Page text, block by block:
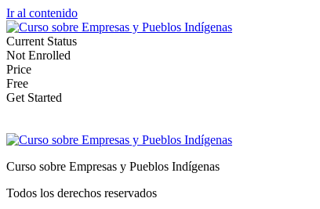
Ir al contenido
Current Status
Not Enrolled
Price
Free
Get Started
Curso sobre Empresas y Pueblos Indígenas
Todos los derechos reservados